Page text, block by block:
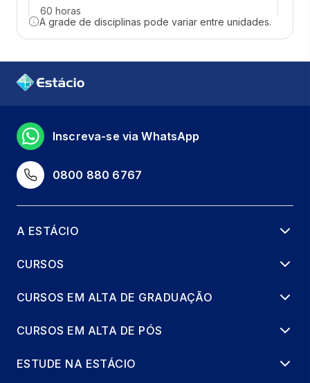
60 horas
CAMADAS DO MODELO TCP IP
DIAGNÓSTICO DE REDES DE
COMPUTADORES
60 horas
GESTÃO DE COMPUT, E SERVIDORES
REGULAMENTAÇÕES DE TI
A grade de disciplinas pode variar entre unidades.
0800 880 6767
Inscreva-se via WhatsApp
A ESTÁCIO
CURSOS
CURSOS EM ALTA DE GRADUAÇÃO
CURSOS EM ALTA DE PÓS
ESTUDE NA ESTÁCIO